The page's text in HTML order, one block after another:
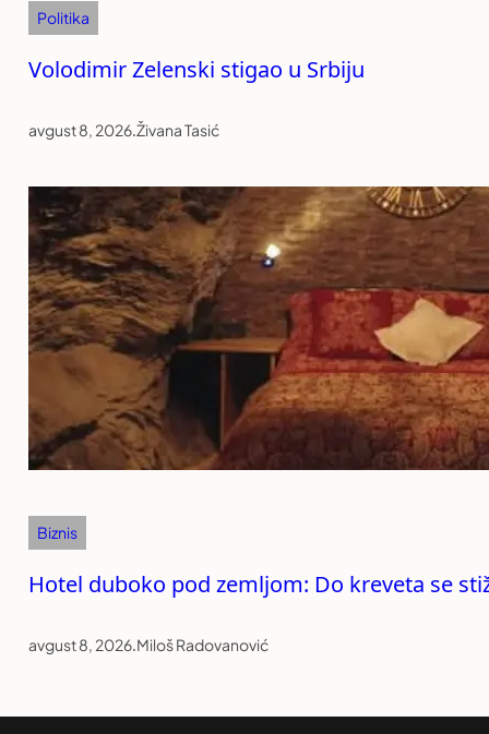
Politika
Volodimir Zelenski stigao u Srbiju
avgust 8, 2026.Živana Tasić
Biznis
Hotel duboko pod zemljom: Do kreveta se
avgust 8, 2026.Miloš Radovanović